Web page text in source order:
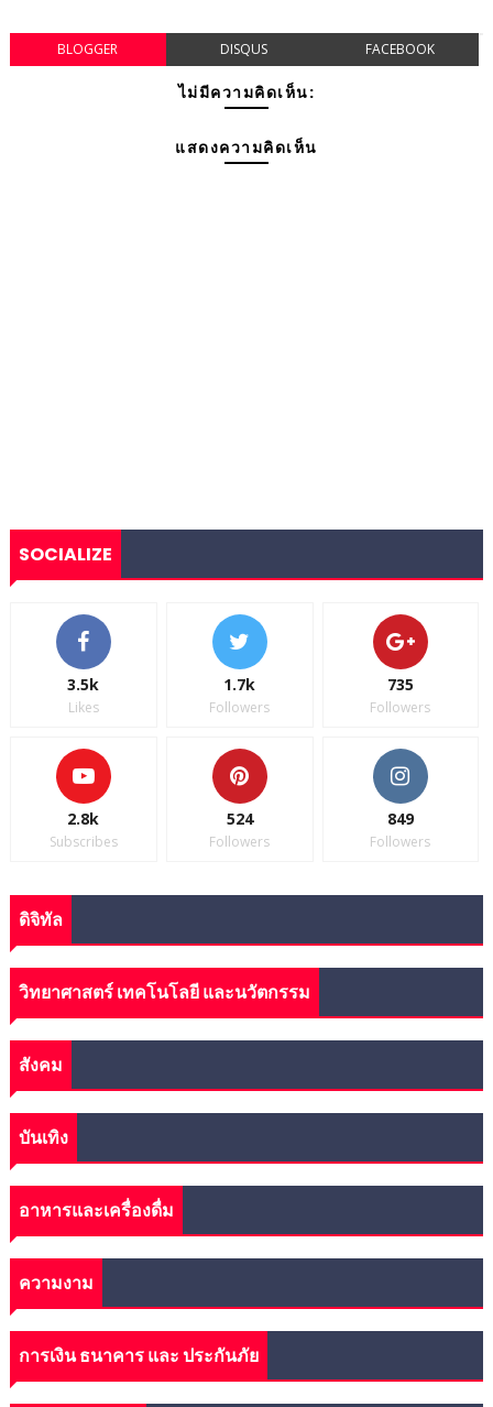
BLOGGER DISQUS FACEBOOK
ไม่มีความคิดเห็น:
แสดงความคิดเห็น
SOCIALIZE
3.5k
Likes
1.7k
Followers
735
Followers
2.8k
Subscribes
524
Followers
849
Followers
ดิจิทัล
วิทยาศาสตร์ เทคโนโลยี และนวัตกรรม
สังคม
บันเทิง
อาหารและเครื่องดื่ม
ความงาม
การเงิน ธนาคาร และ ประกันภัย